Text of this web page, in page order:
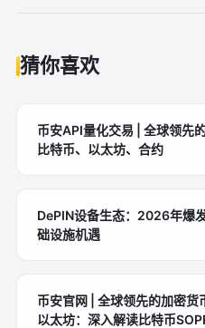
补偿受害者。
猜你喜欢
币安API量化交易 | 全球领先
比特币、以太坊、合约
DePIN设备生态：2026年爆
础设施机遇
币安官网 | 全球领先的加密货
以太坊：深入解读比特币